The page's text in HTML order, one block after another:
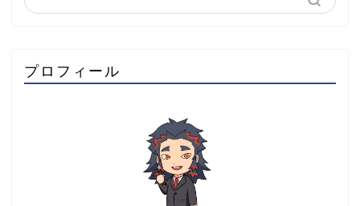
プロフィール